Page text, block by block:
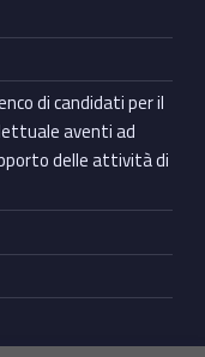
di candidati per il
aventi ad
delle attività di